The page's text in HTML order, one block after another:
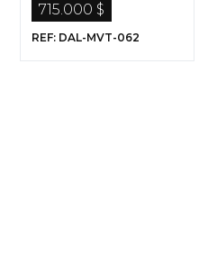
715.000 $
REF: DAL-MVT-062